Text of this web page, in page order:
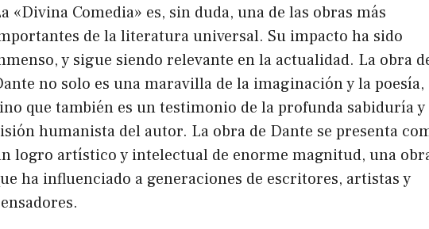
«Divina Comedia» es, sin duda, una de las obras más
de la literatura universal. Su impacto ha sido
y sigue siendo relevante en la actualidad. La obra
no solo es una maravilla de la imaginación y la poesía,
que también es un testimonio de la profunda sabiduría y
humanista del autor. La obra de Dante se presenta
logro artístico y intelectual de enorme magnitud, una
ha influenciado a generaciones de escritores, artistas y